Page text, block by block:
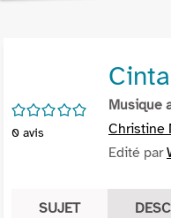
/5
0 avis
Musique
Christine
Edité par
SUJET